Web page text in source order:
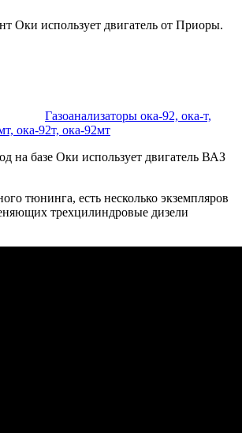
Оки использует двигатель от Приоры.
Газоанализаторы ока-92, ока-т,
ока-92т, ока-92мт
на базе Оки использует двигатель ВАЗ
тюнинга, есть несколько экземпляров
трехцилиндровые дизели